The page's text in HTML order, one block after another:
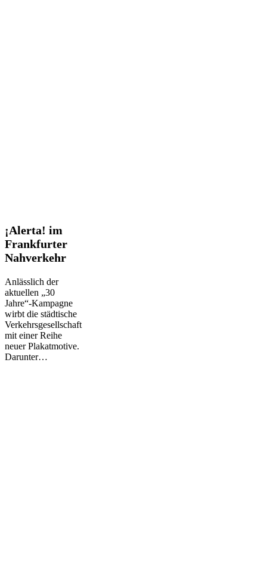
¡Alerta!
im
Frankfurter
Nahverkehr
¡Alerta! im
Frankfurter
Nahverkehr
Anlässlich der
aktuellen „30
Jahre“-Kampagne
wirbt die städtische
Verkehrsgesellschaft
mit einer Reihe
neuer Plakatmotive.
Darunter…